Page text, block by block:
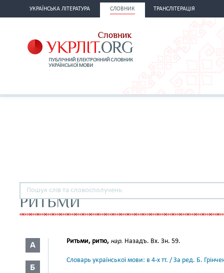
УКРАЇНСЬКА ЛІТЕРАТУРА СЛОВНИК ТРАНСЛІТЕРАЦІЯ
РИТЬМИ
А
Б
Ритьми, ритю, нар. Назадъ. Вх. Зн. 59.
Словарь української мови: в 4-х тт. / За ред. Б.